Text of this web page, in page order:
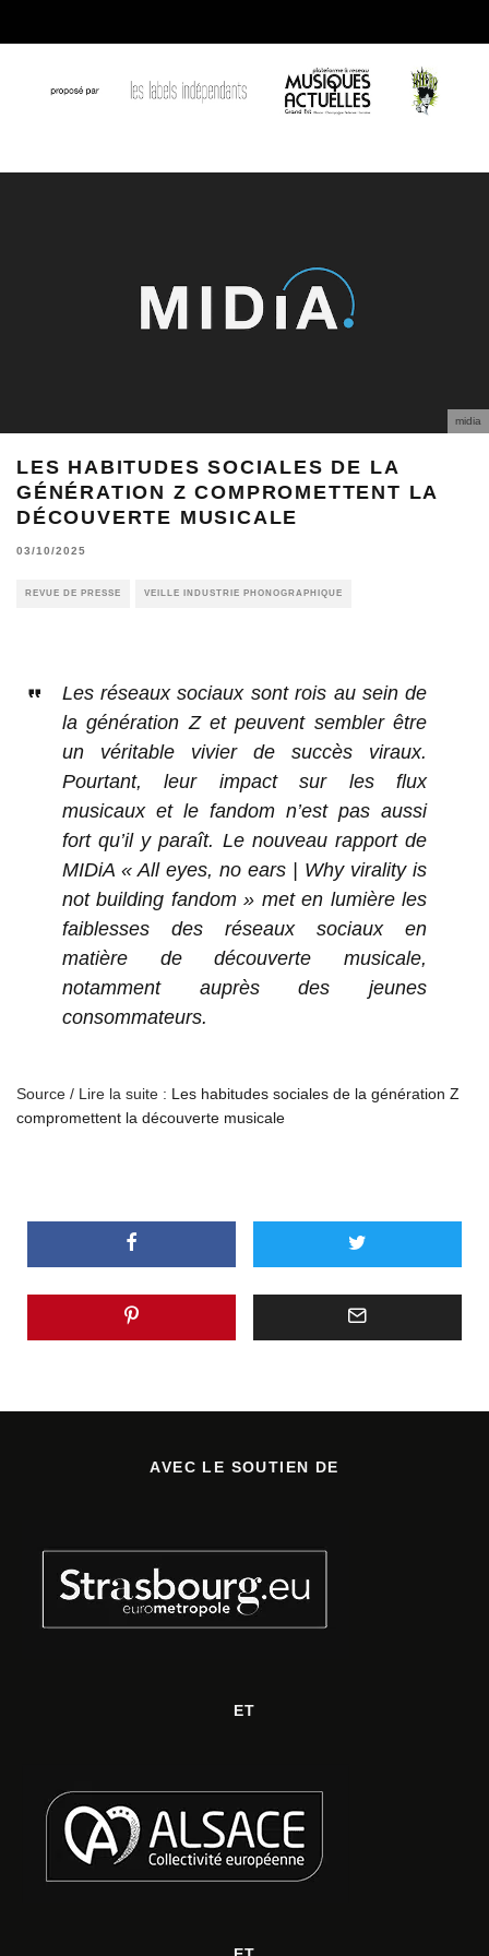
midia
LES HABITUDES SOCIALES DE LA
GÉNÉRATION Z COMPROMETTENT LA
DÉCOUVERTE MUSICALE
03/10/2025
REVUE DE PRESSE VEILLE INDUSTRIE PHONOGRAPHIQUE
Les réseaux sociaux sont rois au sein de
la génération Z et peuvent sembler être
un véritable vivier de succès viraux.
Pourtant, leur impact sur les flux
musicaux et le fandom n’est pas aussi
fort qu’il y paraît. Le nouveau rapport de
MIDiA « All eyes, no ears | Why virality is
not building fandom » met en lumière les
faiblesses des réseaux sociaux en
matière de découverte musicale,
notamment auprès des jeunes
consommateurs.
Source / Lire la suite : Les habitudes sociales de la génération Z
compromettent la découverte musicale
AVEC LE SOUTIEN DE
ET